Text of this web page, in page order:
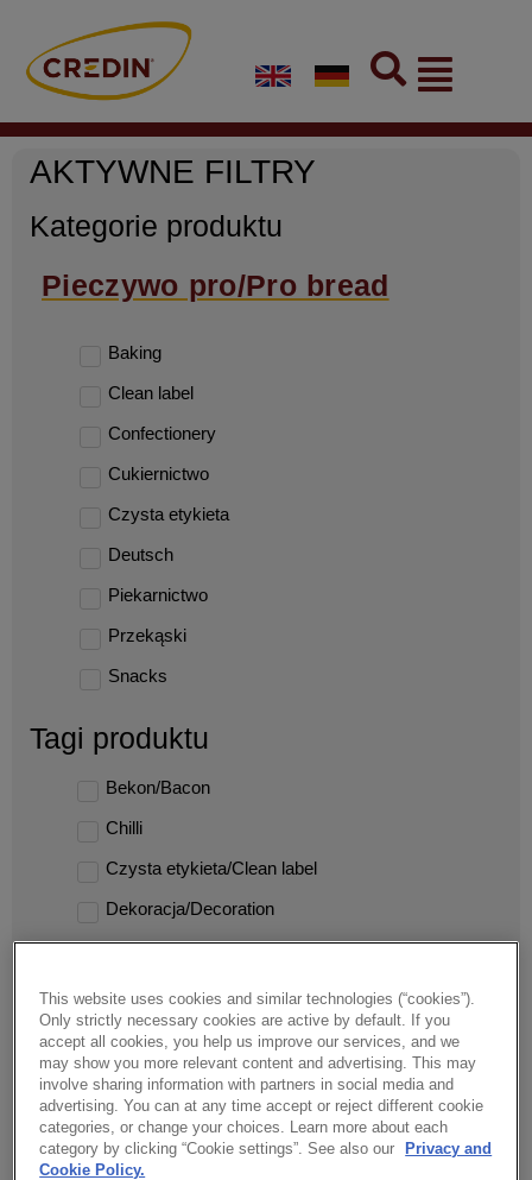
content
Flyout
Menu
AKTYWNE FILTRY
Kategorie produktu
Pieczywo pro/Pro bread
Baking
Clean label
Confectionery
Cukiernictwo
Czysta etykieta
Deutsch
Piekarnictwo
Przekąski
Snacks
Tagi produktu
Bekon/Bacon
Chilli
Czysta etykieta/Clean label
Dekoracja/Decoration
Fit
Harissa
Indie/India
Klasyka/Classic
Kuchnie świata/World cuisine
Kule/Balls
This website uses cookies and similar technologies (“cookies”).
Only strictly necessary cookies are active by default. If you
accept all cookies, you help us improve our services, and we
may show you more relevant content and advertising. This may
involve sharing information with partners in social media and
advertising. You can at any time accept or reject different cookie
categories, or change your choices. Learn more about each
category by clicking “Cookie settings”. See also our
Privacy and
Cookie Policy.